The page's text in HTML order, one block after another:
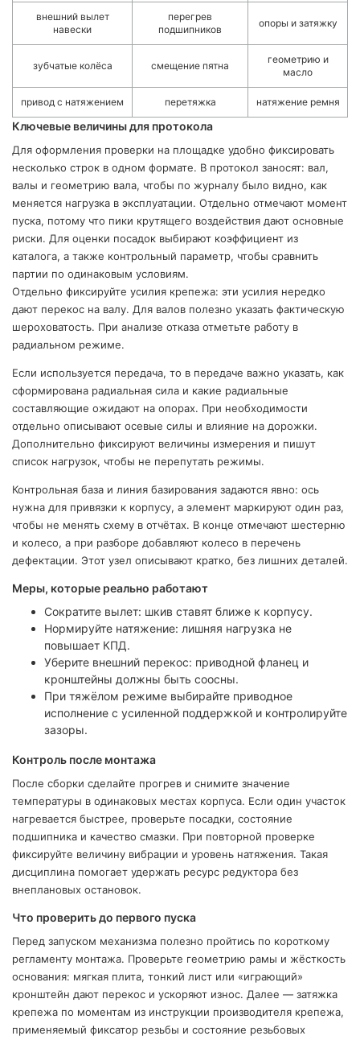
внешний вылет
навески
перегрев
подшипников
опоры и затяжку
зубчатые колёса смещение пятна
геометрию и
масло
привод с натяжением перетяжка натяжение ремня
Ключевые величины для протокола
Для оформления проверки на площадке удобно фиксировать
несколько строк в одном формате. В протокол заносят: вал,
валы и геометрию вала, чтобы по журналу было видно, как
меняется нагрузка в эксплуатации. Отдельно отмечают момент
пуска, потому что пики крутящего воздействия дают основные
риски. Для оценки посадок выбирают коэффициент из
каталога, а также контрольный параметр, чтобы сравнить
партии по одинаковым условиям.
Отдельно фиксируйте усилия крепежа: эти усилия нередко
дают перекос на валу. Для валов полезно указать фактическую
шероховатость. При анализе отказа отметьте работу в
радиальном режиме.
Если используется передача, то в передаче важно указать, как
сформирована радиальная сила и какие радиальные
составляющие ожидают на опорах. При необходимости
отдельно описывают осевые силы и влияние на дорожки.
Дополнительно фиксируют величины измерения и пишут
список нагрузок, чтобы не перепутать режимы.
Контрольная база и линия базирования задаются явно: ось
нужна для привязки к корпусу, а элемент маркируют один раз,
чтобы не менять схему в отчётах. В конце отмечают шестерню
и колесо, а при разборе добавляют колесо в перечень
дефектации. Этот узел описывают кратко, без лишних деталей.
Меры, которые реально работают
Сократите вылет: шкив ставят ближе к корпусу.
Нормируйте натяжение: лишняя нагрузка не
повышает КПД.
Уберите внешний перекос: приводной фланец и
кронштейны должны быть соосны.
При тяжёлом режиме выбирайте приводное
исполнение с усиленной поддержкой и контролируйте
зазоры.
Контроль после монтажа
После сборки сделайте прогрев и снимите значение
температуры в одинаковых местах корпуса. Если один участок
нагревается быстрее, проверьте посадки, состояние
подшипника и качество смазки. При повторной проверке
фиксируйте величину вибрации и уровень натяжения. Такая
дисциплина помогает удержать ресурс редуктора без
внеплановых остановок.
Что проверить до первого пуска
Перед запуском механизма полезно пройтись по короткому
регламенту монтажа. Проверьте геометрию рамы и жёсткость
основания: мягкая плита, тонкий лист или «играющий»
кронштейн дают перекос и ускоряют износ. Далее — затяжка
крепежа по моментам из инструкции производителя крепежа,
применяемый фиксатор резьбы и состояние резьбовых